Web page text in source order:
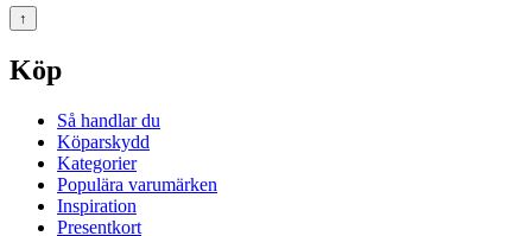
↑
Köp
Så handlar du
Köparskydd
Kategorier
Populära varumärken
Inspiration
Presentkort